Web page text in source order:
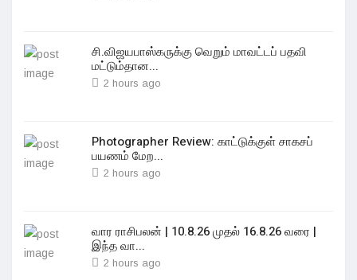
சி.விஜயபாஸ்கருக்கு வெறும் மாவட்டப் பதவி
மட்டும்தான...
2 hours ago
Photographer Review: காட்டுக்குள் சாகசப்
பயணம் மேற...
2 hours ago
வார ராசிபலன் | 10.8.26 முதல் 16.8.26 வரை |
இந்த வா...
2 hours ago